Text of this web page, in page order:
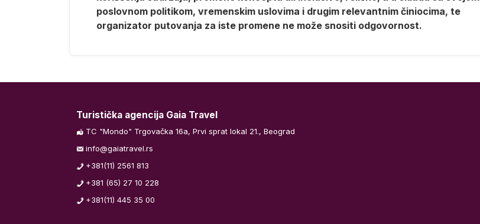
poslovnom politikom, vremenskim uslovima i drugim relevantnim činiocima, te
organizator putovanja za iste promene ne može snositi odgovornost.
Turistička agencija Gaia Travel
TC "Mondo" Trgovačka 16a, Prvi sprat lokal 21., Beograd
info@gaiatravel.rs
+381(11) 2561 813
+381 (65) 27 10 228
+381(11) 445 35 00